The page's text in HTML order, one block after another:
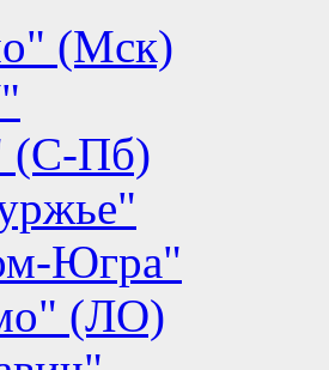
(Мск)
(С-Пб)
Югра"
(ЛО)